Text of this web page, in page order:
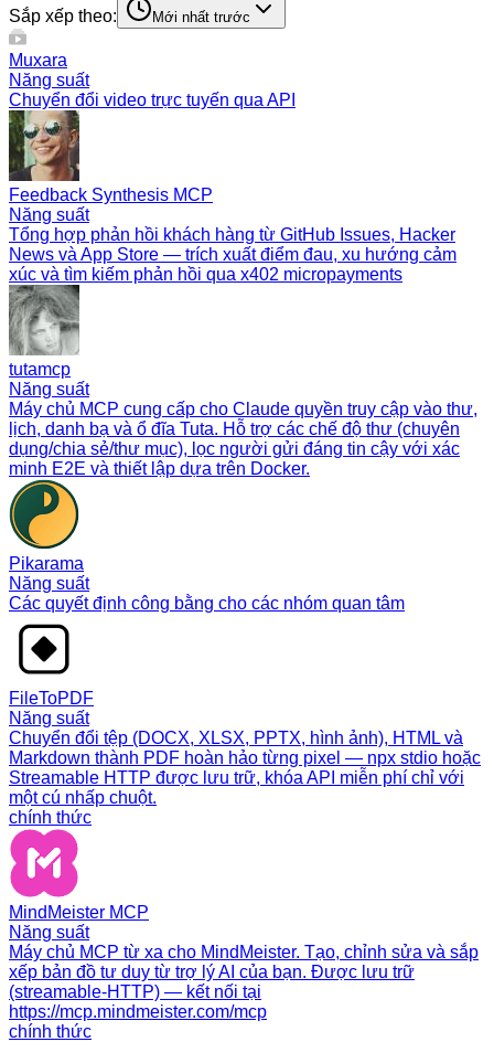
Sắp xếp theo:
Mới nhất trước
Muxara
Năng suất
Chuyển đổi video trực tuyến qua API
Feedback Synthesis MCP
Năng suất
Tổng hợp phản hồi khách hàng từ GitHub Issues, Hacker
News và App Store — trích xuất điểm đau, xu hướng cảm
xúc và tìm kiếm phản hồi qua x402 micropayments
tutamcp
Năng suất
Máy chủ MCP cung cấp cho Claude quyền truy cập vào thư,
lịch, danh bạ và ổ đĩa Tuta. Hỗ trợ các chế độ thư (chuyên
dụng/chia sẻ/thư mục), lọc người gửi đáng tin cậy với xác
minh E2E và thiết lập dựa trên Docker.
Pikarama
Năng suất
Các quyết định công bằng cho các nhóm quan tâm
FileToPDF
Năng suất
Chuyển đổi tệp (DOCX, XLSX, PPTX, hình ảnh), HTML và
Markdown thành PDF hoàn hảo từng pixel — npx stdio hoặc
Streamable HTTP được lưu trữ, khóa API miễn phí chỉ với
một cú nhấp chuột.
chính thức
MindMeister MCP
Năng suất
Máy chủ MCP từ xa cho MindMeister. Tạo, chỉnh sửa và sắp
xếp bản đồ tư duy từ trợ lý AI của bạn. Được lưu trữ
(streamable-HTTP) — kết nối tại
https://mcp.mindmeister.com/mcp
chính thức